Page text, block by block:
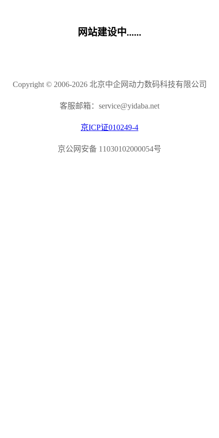
网站建设中......
Copyright © 2006-2026 北京中企网动力数码科技有限公司
客服邮箱：service@yidaba.net
京ICP证010249-4
京公网安备 11030102000054号